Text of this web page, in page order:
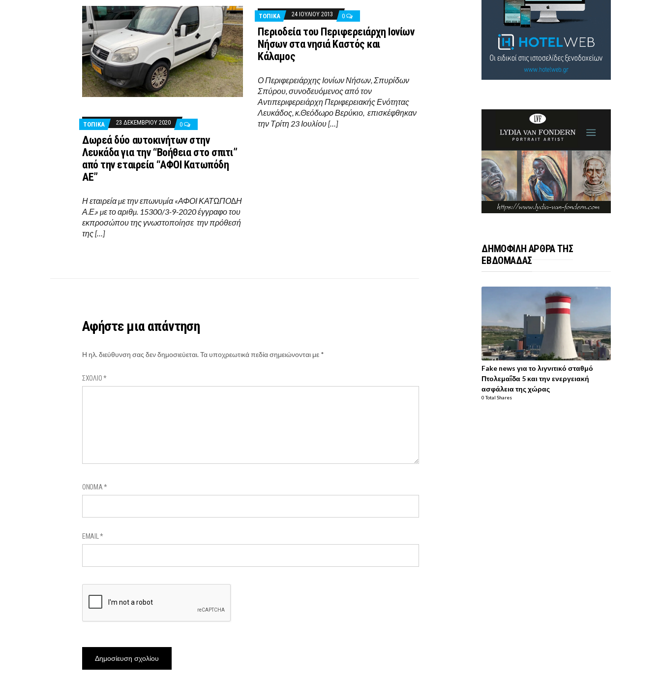
ΤΟΠΙΚΑ 23 ΔΕΚΕΜΒΡΊΟΥ 2020 0
Δωρεά δύο αυτοκινήτων στην
Λευκάδα για την “Βοήθεια στο σπιτι”
από την εταιρεία “ΑΦΟΙ Κατωπόδη
ΑΕ”
Η εταιρεία µε την επωνυµία «ΑΦΟΙ ΚΑΤΩΠΟ∆Η
Α.Ε.» µε το αριθµ. 15300/3-9-2020 έγγραφο του
εκπροσώπου της γνωστοποίησε την πρόθεσή
της […]
ΤΟΠΙΚΑ 24 ΙΟΥΛΊΟΥ 2013 0
Περιοδεία του Περιφερειάρχη Ιονίων
Νήσων στα νησιά Καστός και
Κάλαμος
Ο Περιφερειάρχης Ιονίων Νήσων, Σπυρίδων
Σπύρου, συνοδευόμενος από τον
Αντιπεριφερειάρχη Περιφερειακής Ενότητας
Λευκάδος, κ.Θεόδωρο Βερύκιο, επισκέφθηκαν
την Τρίτη 23 Ιουλίου […]
Αφήστε μια απάντηση
Η ηλ. διεύθυνση σας δεν δημοσιεύεται.Τα υποχρεωτικά πεδία σημειώνονται με *
ΣΧΌΛΙΟ*
ΌΝΟΜΑ*
EMAIL*
ΔΗΜΟΦΙΛΗ ΑΡΘΡΑ ΤΗΣ
ΕΒΔΟΜΑΔΑΣ
Fake news για το λιγνιτικό σταθμό
Πτολεμαΐδα 5 και την ενεργειακή
ασφάλεια της χώρας
0 Total Shares